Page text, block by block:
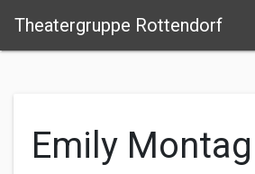
Theatergruppe Rottendorf
Emily Montag